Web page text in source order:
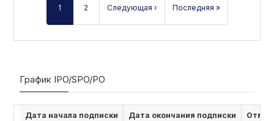
1 2 Следующая › Последняя »
График IPO/SPO/PO
Дата начала подписки Дата окончания подписки